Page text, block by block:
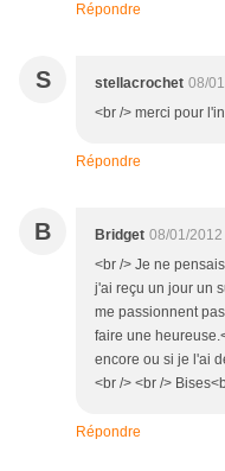
Répondre
S stellacrochet 08/
<br /> merci pour
Répondre
B Bridget 08/01/2012
<br /> Je ne
j'ai reçu un jour un
me passionnent
faire une
encore ou si je l'ai
<br /> <br />
Répondre